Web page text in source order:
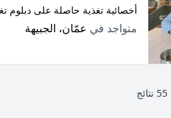
أخصائية تغذية حاصلة على دبلوم
متواجد في عمّان، الجبيهة
55 نتائج